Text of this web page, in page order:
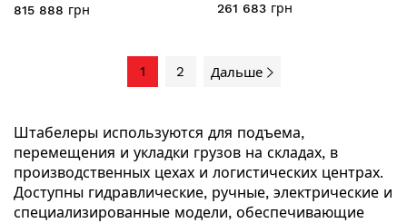
815 888 грн
261 683 грн
1 2 Дальше
Штабелеры используются для подъема,
перемещения и укладки грузов на складах, в
производственных цехах и логистических центрах.
Доступны гидравлические, ручные, электрические и
специализированные модели, обеспечивающие